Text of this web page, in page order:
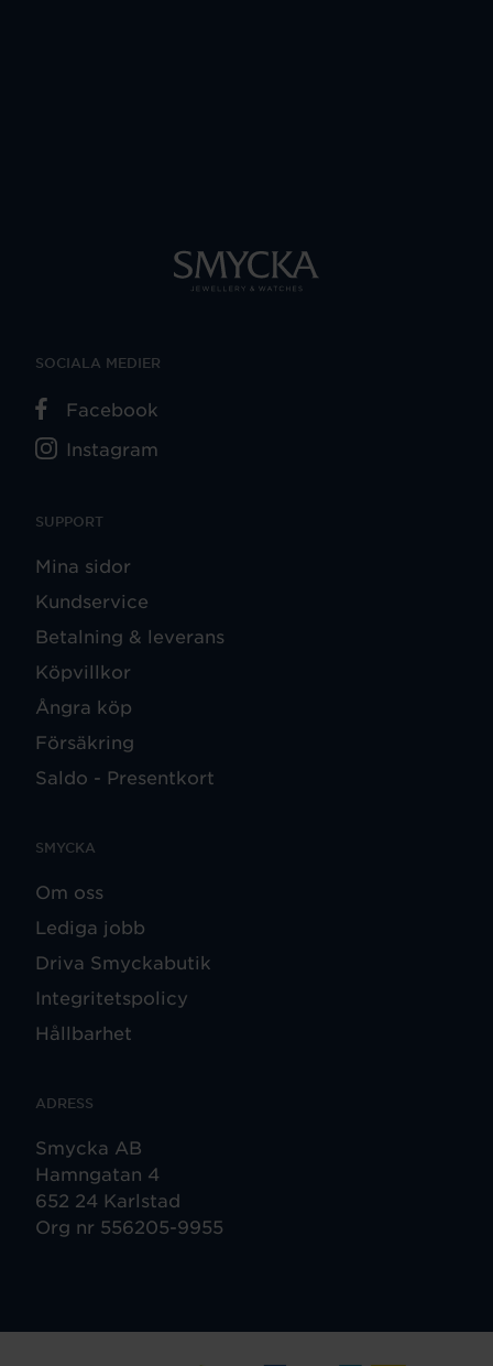
SUPPORT
Mina sidor
Kundservice
Betalning & leverans
Köpvillkor
Ångra köp
Försäkring
Saldo - Presentkort
SMYCKA
Om oss
Lediga jobb
Driva Smyckabutik
Integritetspolicy
Hållbarhet
ADRESS
Smycka AB
Hamngatan 4
652 24 Karlstad
Org nr 556205-9955
SOCIALA MEDIER
Facebook
Instagram